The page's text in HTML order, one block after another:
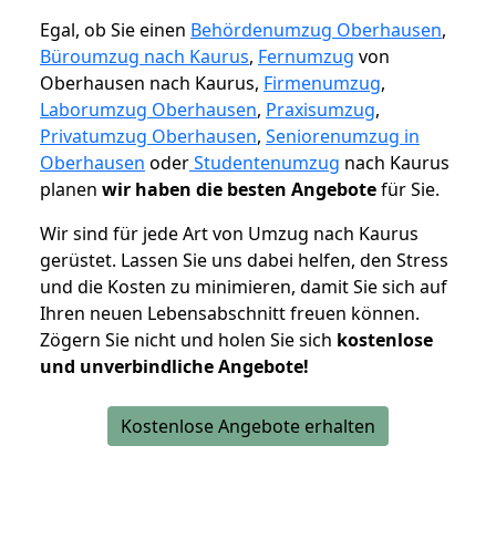
Egal, ob Sie einen Behördenumzug Oberhausen,
Büroumzug nach Kaurus, Fernumzug von
Oberhausen nach Kaurus, Firmenumzug,
Laborumzug Oberhausen, Praxisumzug,
Privatumzug Oberhausen, Seniorenumzug in
Oberhausen oderStudentenumzug nach Kaurus
planen wir haben die besten Angebotefür Sie.
Wir sind für jede Art von Umzug nach Kaurus
gerüstet. Lassen Sie uns dabei helfen, den Stress
und die Kosten zu minimieren, damit Sie sich auf
Ihren neuen Lebensabschnitt freuen können.
Zögern Sie nicht und holen Sie sich kostenlose
und unverbindliche Angebote!
Kostenlose Angebote erhalten